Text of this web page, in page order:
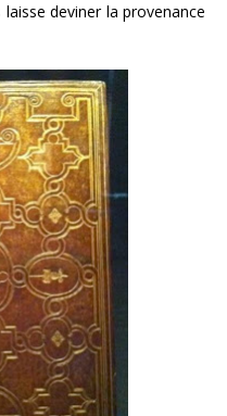
deviner la provenance